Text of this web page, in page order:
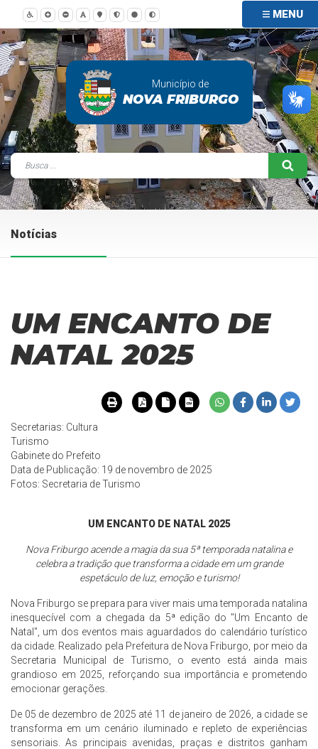
MENU
Município de
NOVA FRIBURGO
Notícias
UM ENCANTO DE
NATAL 2025
Secretarias: Cultura
Turismo
Gabinete do Prefeito
Data de Publicação: 19 de novembro de 2025
Fotos: Secretaria de Turismo
UM ENCANTO DE NATAL 2025
Nova Friburgo acende a magia da sua 5ª temporada natalina e
celebra a tradição que transforma a cidade em um grande
espetáculo de luz, emoção e turismo!
Nova Friburgo se prepara para viver mais uma temporada natalina
inesquecível com a chegada da 5ª edição do "Um Encanto de
Natal", um dos eventos mais aguardados do calendário turístico
da cidade. Realizado pela Prefeitura de Nova Friburgo, por meio da
Secretaria Municipal de Turismo, o evento está ainda mais
grandioso em 2025, reforçando sua importância e prometendo
emocionar gerações.
De 05 de dezembro de 2025 até 11 de janeiro de 2026, a cidade se
transforma em um cenário iluminado e repleto de experiências
sensoriais. As principais avenidas, praças e distritos ganham